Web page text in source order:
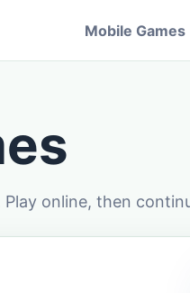
Mobile Games
online, then